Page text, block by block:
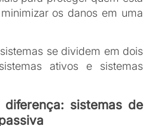
apagam o incêndio, mas
ele se espalhe. Incluem
fogo, portas corta-fogo e
A função da proteção
em uma área específica,
e ganhando tempo para